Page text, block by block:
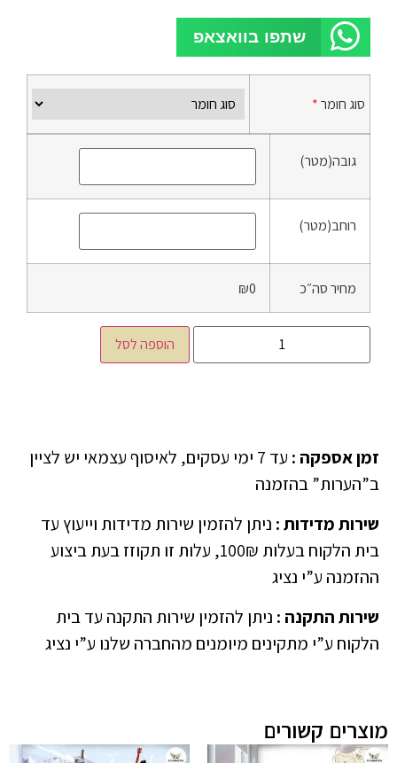
שתפו בוואצאפ
סוג חומר*
גובה(מטר)
רוחב(מטר)
מחיר סה״כ ₪0
הוספה לסל
זמן אספקה :
עד 7 ימי עסקים, לאיסוף עצמאי יש לציין
ב”הערות” בהזמנה
שירות מדידות: ניתן להזמין שירות מדידות וייעוץ עד
בית הלקוח בעלות 100₪, עלות זו תקוזז בעת ביצוע
ההזמנה ע”י נציג
שירות התקנה : ניתן להזמין שירות התקנה עד בית
הלקוח ע”י מתקינים מיומנים מהחברה שלנו ע”י נציג
מוצרים קשורים